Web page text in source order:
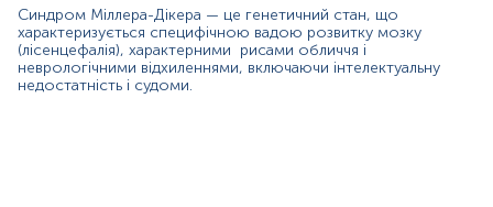
Показання до призначення
класична ліссенцефалія (пахігірія або агірія);
агенезія або гіпоплазія мозолистого тіла, розширення
Синдром Міллера-Дікера — це генетичний стан, що
характеризується специфічною вадою розвитку мозку
(лісенцефалія), характерними рисами обличчя і
неврологічними відхиленнями, включаючи інтелектуальну
недостатність і судоми.